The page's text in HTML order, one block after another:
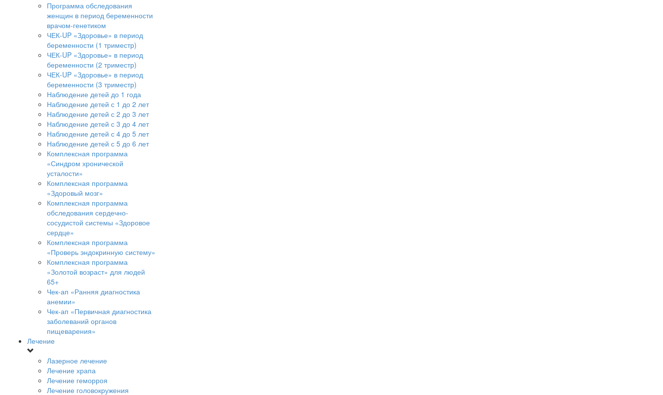
Программа обследования
женщин в период беременности
врачом-генетиком
ЧЕК-UP «Здоровье» в период
беременности (1 триместр)
ЧЕК-UP «Здоровье» в период
беременности (2 триместр)
ЧЕК-UP «Здоровье» в период
беременности (3 триместр)
Наблюдение детей до 1 года
Наблюдение детей с 1 до 2 лет
Наблюдение детей с 2 до 3 лет
Наблюдение детей с 3 до 4 лет
Наблюдение детей с 4 до 5 лет
Наблюдение детей с 5 до 6 лет
Комплексная программа
«Синдром хронической
усталости»
Комплексная программа
«Здоровый мозг»
Комплексная программа
обследования сердечно-
сосудистой системы «Здоровое
сердце»
Комплексная программа
«Проверь эндокринную систему»
Комплексная программа
«Золотой возраст» для людей
65+
Чек-ап «Ранняя диагностика
анемии»
Чек-ап «Первичная диагностика
заболеваний органов
пищеварения»
Лечение
Лазерное лечение
Лечение храпа
Лечение геморроя
Лечение головокружения